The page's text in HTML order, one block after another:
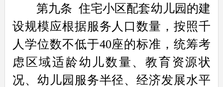
第九条 住宅小区配套幼儿园的建
设规模应根据服务人口数量，按照千
人学位数不低于40座的标准，统筹考
虑区域适龄幼儿数量、教育资源状
况、幼儿园服务半径、经济发展水平